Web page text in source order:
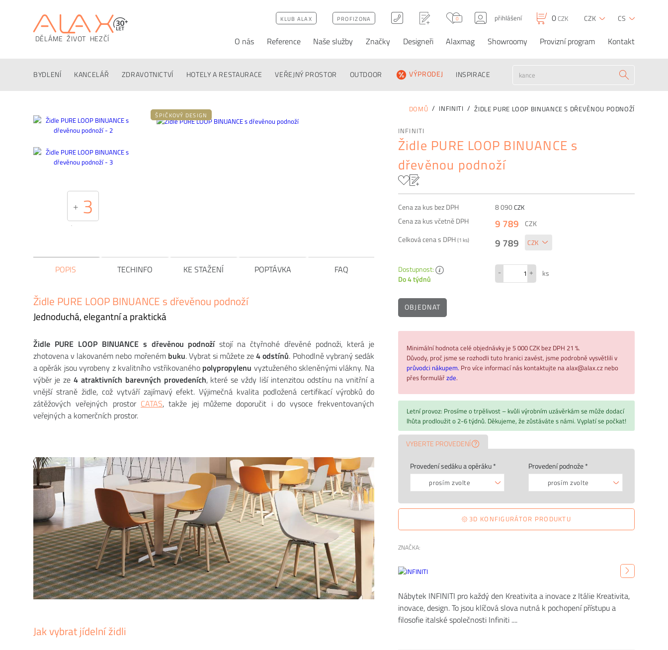
DĚLÁME ŽIVOT HEZČÍ
KLUB ALAX PROFIZONA 0 přihlášení 0CZK CZK CS
O nás Reference Naše služby Značky Designeři Alaxmag Showroomy Provizní program Kontakt
BYDLENÍ KANCELÁŘ ZDRAVOTNICTVÍ HOTELY A RESTAURACE VEŘEJNÝ PROSTOR OUTDOOR VÝPRODEJ INSPIRACE
Alternativy Poptávka FAQ
Židle PURE LOOP
9 789 CZK OBJEDNAT 0CZK
DOMŮ INFINITI ŽIDLE PURE LOOP BINUANCE S DŘEVĚNOU PODNOŽÍ
INFINITI
Židle PURE LOOP BINUANCE s
dřevěnou podnoží
Cena za kus bez DPH 8 090CZK
Cena za kus včetně DPH
9 789
CZK
Celková cena s DPH(1ks) 9 789
Dostupnost:
Do 4 týdnů
- + ks
OBJEDNAT
Minimální hodnota celé objednávky je 5 000 CZK bez DPH 21 %.
Důvody, proč jsme se rozhodli tuto hranici zavést, jsme podrobně vysvětlili v
průvodci nákupem. Pro více informací nás kontaktujte na alax@alax.cz nebo
přes formulářzde.
Letní provoz: Prosíme o trpělivost – kvůli výrobním uzávěrkám se může dodací
lhůta prodloužit o 2-6 týdnů. Děkujeme, že zůstáváte s námi. Vyplatí se počkat!
VYBERTE PROVEDENÍ
Provedení sedáku a opěráku *
prosím zvolte
Provedení podnože *
prosím zvolte
3D KONFIGURÁTOR PRODUKTU
ZNAČKA:
Nábytek INFINITI pro každý den Kreativita a inovace z Itálie Kreativita,
inovace, design. To jsou klíčová slova nutná k pochopení přístupu a
filosofie italské společnosti Infiniti ....
+ 3
ŠPIČKOVÝ DESIGN
POPIS TECHINFO KE STAŽENÍ POPTÁVKA FAQ
Židle PURE LOOP BINUANCE s dřevěnou podnoží
Jednoduchá, elegantní a praktická
Židle PURE LOOP BINUANCE s dřevěnou podnožístojí na čtyřnohé dřevěné podnoži, která je
zhotovena v lakovaném nebo mořeném buku. Vybrat si můžete ze4 odstínů. Pohodlně vybraný sedák
a opěrák jsou vyrobeny z kvalitního vstřikovaného polypropylenu vyztuženého skleněnými vlákny. Na
výběr je ze4 atraktivních barevných provedeních, které se vždy liší intenzitou odstínu na vnitřní a
vnější straně židle, což vytváří zajímavý efekt. Výjimečná kvalita podložená certifikací výrobků do
zátěžových veřejných prostor CATAS, takže jej můžeme doporučit i do vysoce frekventovaných
veřejných a komerčních prostor.
Jak vybrat jídelní židli